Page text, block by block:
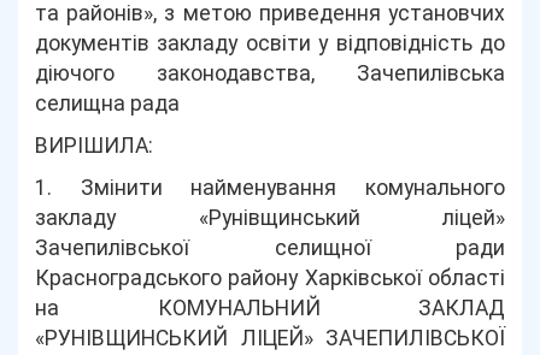
та районів», з метою приведення установчих
документів закладу освіти у відповідність до
діючого законодавства, Зачепилівська
селищна рада
ВИРІШИЛА:
1. Змінити найменування комунального
закладу «Рунівщинський ліцей»
Зачепилівської селищної ради
Красноградського району Харківської області
на КОМУНАЛЬНИЙ ЗАКЛАД
«РУНІВЩИНСЬКИЙ ЛІЦЕЙ» ЗАЧЕПИЛІВСЬКОЇ